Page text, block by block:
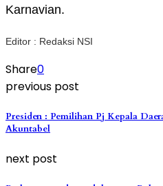
Karnavian.
Editor : Redaksi NSI
Share0
previous post
Presiden : Pemilihan Pj Kepala
Akuntabel
next post